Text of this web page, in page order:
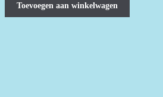
Toevoegen aan winkelwagen